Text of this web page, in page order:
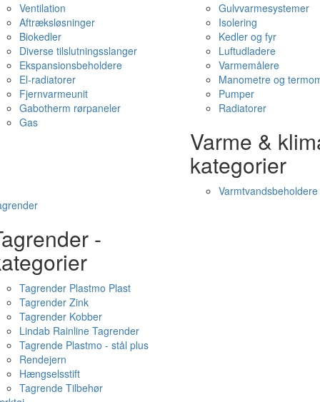
Ventilation
Aftræksløsninger
Biokedler
Diverse tilslutningsslanger
Ekspansionsbeholdere
El-radiatorer
Fjernvarmeunit
Gabotherm rørpaneler
Gas
Gulvvarmesystemer
Isolering
Kedler og fyr
Luftudladere
Varmemålere
Manometre og
Pumper
Radiatorer
Varme &
kategorier
Varmtvandsbeholdere
-
Tagrender Plastmo Plast
Tagrender Zink
Tagrender Kobber
Lindab Rainline Tagrender
Tagrende Plastmo - stål plus
Rendejern
Hængselsstift
Tagrende Tilbehør